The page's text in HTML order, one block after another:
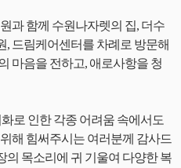
과 함께 수원나자렛의 집, 더수
드림케어센터를 차례로 방문해
마음을 전하고, 애로사항을 청
로 인한 각종 어려움 속에서도
해 힘써주시는 여러분께 감사드
의 목소리에 귀 기울여 다양한 복